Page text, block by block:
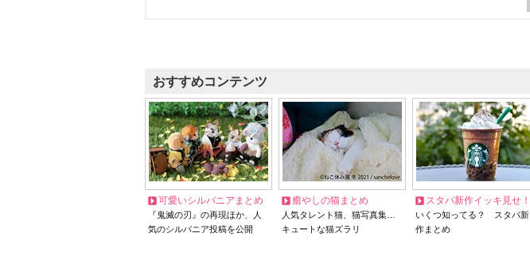
おすすめコンテンツ
可愛いシルバニアまとめ
『鬼滅の刃』の再現ほか、人
気のシルバニア投稿を公開
癒やしの猫まとめ
人気タレント猫、猫写真集…
キュートな猫ズラリ
スタバ新作イッキ見せ！
いくつ知ってる？ スタバ新
作まとめ